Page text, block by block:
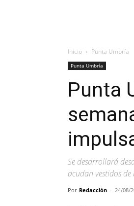
Inicio Punta Umbría
Punta Umbría
Punta
Se desarrollará
acudan vestidos
Por Redacción - 24/08/